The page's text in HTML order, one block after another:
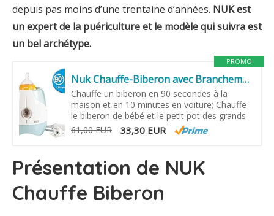
depuis pas moins d’une trentaine d’années. NUK est
un expert de la puériculture et le modèle qui suivra est
un bel archétype.
PROMO
Nuk Chauffe-Biberon avec Branchement Voiture & Maison, Multicolore
Chauffe un biberon en 90 secondes à la
maison et en 10 minutes en voiture; Chauffe
le biberon de bébé et le petit pot des grands
61,00 EUR
33,30 EUR
Présentation de NUK
Chauffe Biberon